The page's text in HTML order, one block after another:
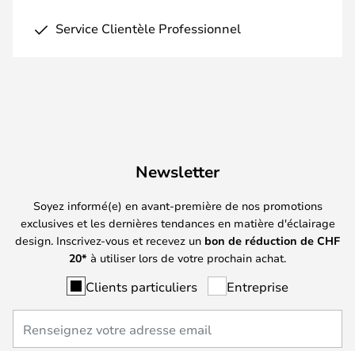
Service Clientèle Professionnel
Newsletter
Soyez informé(e) en avant-première de nos promotions
exclusives et les dernières tendances en matière d'éclairage
design. Inscrivez-vous et recevez un bon de réduction de CHF
20* à utiliser lors de votre prochain achat.
Clients particuliers Entreprise